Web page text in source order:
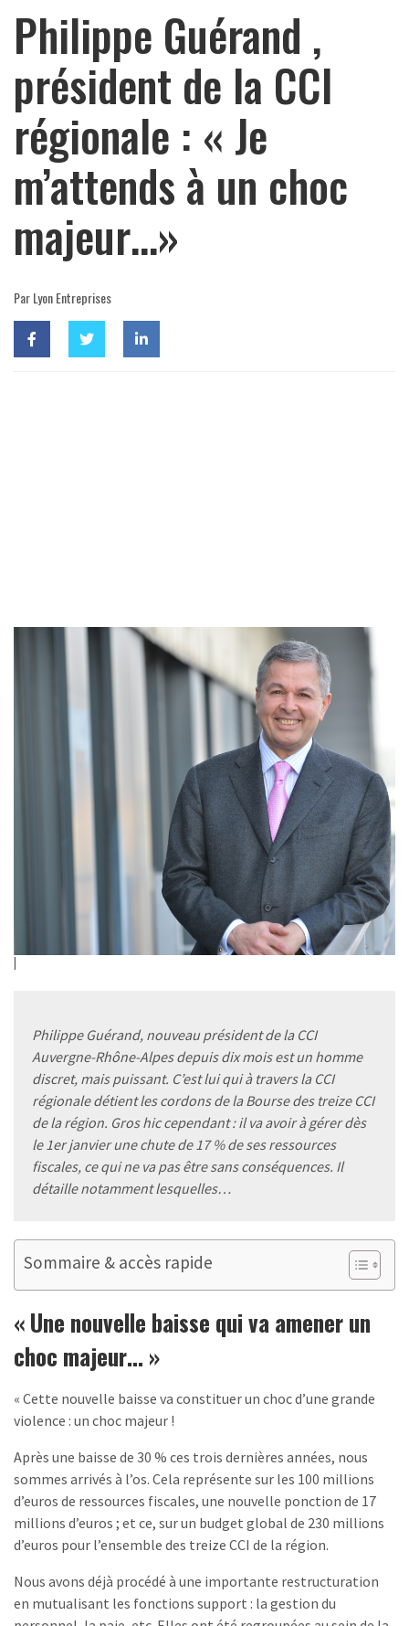
Philippe Guérand ,
président de la CCI
régionale : « Je
m’attends à un choc
majeur…»
Par Lyon Entreprises
Philippe Guérand, nouveau président de la CCI
Auvergne-Rhône-Alpes depuis dix mois est un homme
discret, mais puissant. C’est lui qui à travers la CCI
régionale détient les cordons de la Bourse des treize CCI
de la région. Gros hic cependant : il va avoir à gérer dès
le 1er janvier une chute de 17 % de ses ressources
fiscales, ce qui ne va pas être sans conséquences. Il
détaille notamment lesquelles…
Sommaire & accès rapide
« Une nouvelle baisse qui va amener un
choc majeur… »
« Cette nouvelle baisse va constituer un choc d’une grande
violence : un choc majeur !
Après une baisse de 30 % ces trois dernières années, nous
sommes arrivés à l’os. Cela représente sur les 100 millions
d’euros de ressources fiscales, une nouvelle ponction de 17
millions d’euros ; et ce, sur un budget global de 230 millions
d’euros pour l’ensemble des treize CCI de la région.
Nous avons déjà procédé à une importante restructuration
en mutualisant les fonctions support : la gestion du